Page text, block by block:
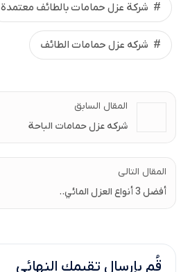
شركة عزل حمامات بالطائف معتمدة
شركه عزل حمامات الطائف
المقال السابق
شركه عزل حمامات الباحة
المقال التالى
أفضل 3 أنواع العزل المائي..
قُم بإرسال تقيمك النهائي